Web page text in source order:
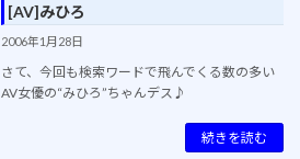
[AV]みひろ
2006年1月28日
さて、今回も検索ワードで飛んでくる数の多い
AV女優の“みひろ”ちゃんデス♪
続きを読む